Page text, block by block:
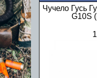
Чучело